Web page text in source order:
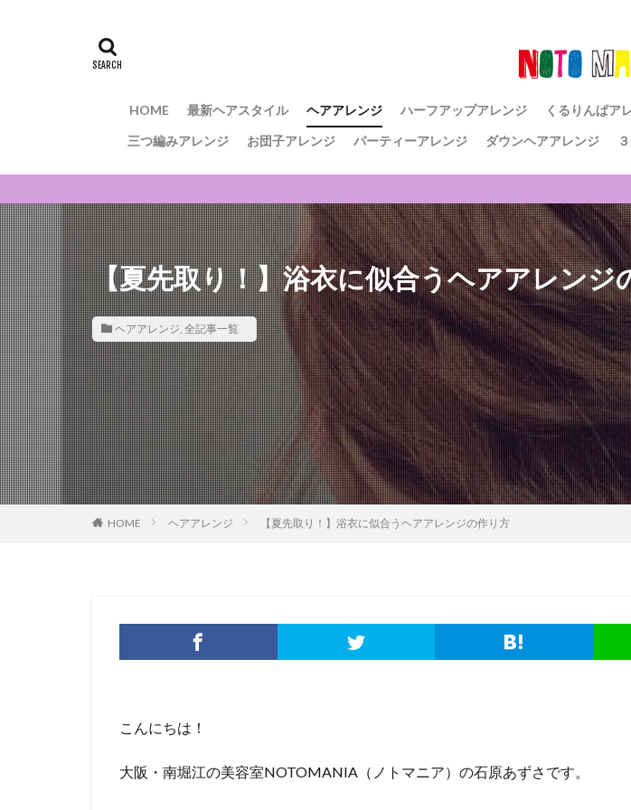
HOME 最新ヘアスタイル ヘアアレンジ ハーフアップアレンジ くるりんぱア
三つ編みアレンジ
お団子アレンジ パーティーアレンジ ダウンヘアアレンジ
【夏先取り！】浴衣に似合うヘアアレンジ
ヘアアレンジ, 全記事一覧
HOME ヘアアレンジ 【夏先取り！】浴衣に似合うヘアアレンジの作り方
こんにちは！
大阪・南堀江の美容室NOTOMANIA（ノトマニア）の石原あずさです。